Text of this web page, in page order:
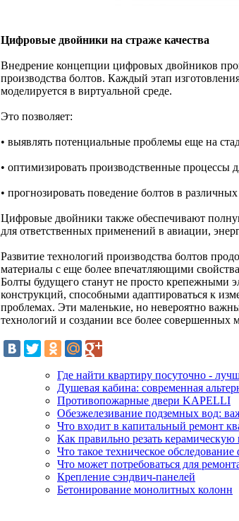
Цифровые двойники на страже качества
Внедрение концепции цифровых двойников
производства болтов. Каждый этап
моделируется в виртуальной среде.
Это позволяет:
• выявлять потенциальные проблемы еще на
• оптимизировать производственные процессы
• прогнозировать поведение болтов в
Цифровые двойники также обеспечивают
для ответственных применений в авиации,
Развитие технологий производства болтов
материалы с еще более впечатляющими
Болты будущего станут не просто крепежными
конструкций, способными адаптироваться к
проблемах. Эти маленькие, но невероятно
технологий и создании все более
Где найти квартиру посуточно -
Душевая кабина: современная
Противопожарные двери KAPELLI
Обезжелезивание подземных вод:
Что входит в капитальный ремонт
Как правильно резать
Что такое техническое обследование
Что может потребоваться для
Крепление сэндвич-панелей
Бетонирование монолитных колонн